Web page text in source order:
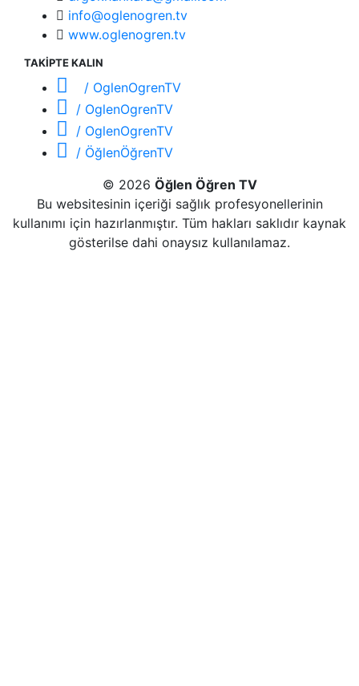
info@oglenogren.tv
www.oglenogren.tv
TAKİPTE KALIN
/ OglenOgrenTV
/ OglenOgrenTV
/ OglenOgrenTV
/ ÖğlenÖğrenTV
© 2026 Öğlen Öğren TV
Bu websitesinin içeriği sağlık profesyonellerinin
kullanımı için hazırlanmıştır. Tüm hakları saklıdır kaynak
gösterilse dahi onaysız kullanılamaz.